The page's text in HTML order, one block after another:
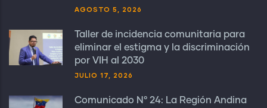
AGOSTO 5, 2026
Taller de incidencia comunitaria para
eliminar el estigma y la discriminación
por VIH al 2030
JULIO 17, 2026
Comunicado N° 24: La Región Andina